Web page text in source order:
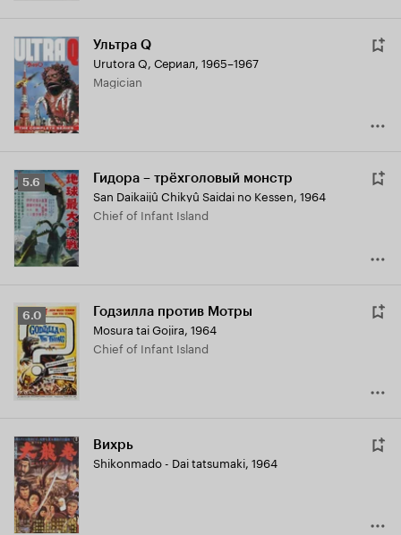
Ультра Q
Urutora Q, Сериал, 1965–1967
Magician
Рейтинг
Кинопоиска
5.6
5.6 Гидора – трёхголовый монстр
San Daikaijû Chikyû Saidai no Kessen, 1964
Chief of Infant Island
Рейтинг
Кинопоиска
6.0
6.0 Годзилла против Мотры
Mosura tai Gojira, 1964
Chief of Infant Island
Вихрь
Shikonmado - Dai tatsumaki, 1964